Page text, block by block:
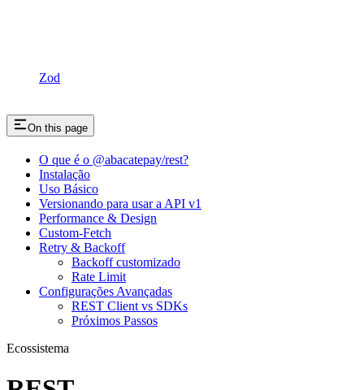
Zod
On this page
O que é o @abacatepay/rest?
Instalação
Uso Básico
Versionando para usar a API v1
Performance & Design
Custom-Fetch
Retry & Backoff
Backoff customizado
Rate Limit
Configurações Avançadas
REST Client vs SDKs
Próximos Passos
Ecossistema